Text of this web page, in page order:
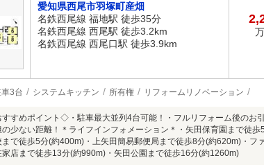
愛知県西尾市羽塚町産畑
名鉄西尾線 福地駅 徒歩35分
名鉄西尾線 西尾駅 徒歩3.2km
名鉄西尾線 西尾口駅 徒歩3.9km
3台 システムキッチン 所有権 リフォームリノベーション
すめポイント◇・駐車最大並列4台可能！・フルリフォーム後のお
の少ない距離！＊ライフインフォメーション＊・矢田保育園まで徒
まで徒歩5分(約400m)・上矢田簡易郵便局まで徒歩8分(約620m)・
家店まで徒歩13分(約990m)・矢田公園まで徒歩16分(約1260m)